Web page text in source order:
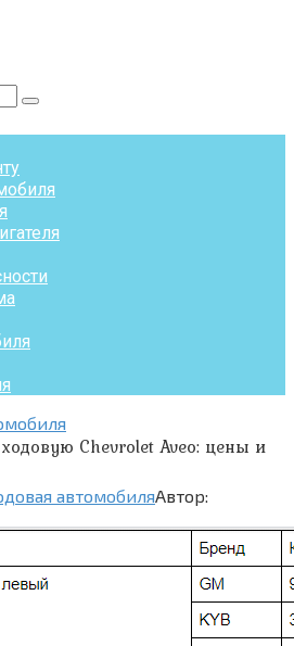
Chevrolet Aveo: цены и
автомобиляАвтор: